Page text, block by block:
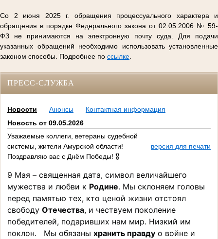
Со 2 июня 2025 г. обращения процессуального характера и
обращения в порядке Федерального закона от 02.05.2006 № 59-
ФЗ не принимаются на электронную почту суда. Для подачи
указанных обращений необходимо использовать установленные
законом способы. Подробнее по ссылке
ПРЕСС-СЛУЖБА
Новости Анонсы
Контактная информация
Новость от 09.05.2026
Уважаемые коллеги, ветераны судебной
системы, жители Амурской области!
Поздравляю вас с Днём Победы! 🎖
версия для печати
9 Мая – священная дата, символ величайшего
мужества и любви к Родине. Мы склоняем головы
перед памятью тех, кто ценой жизни отстоял
свободу Отечества, и чествуем поколение
победителей, подаривших нам мир. Низкий им
поклон. Мы обязаны хранить правду о войне и